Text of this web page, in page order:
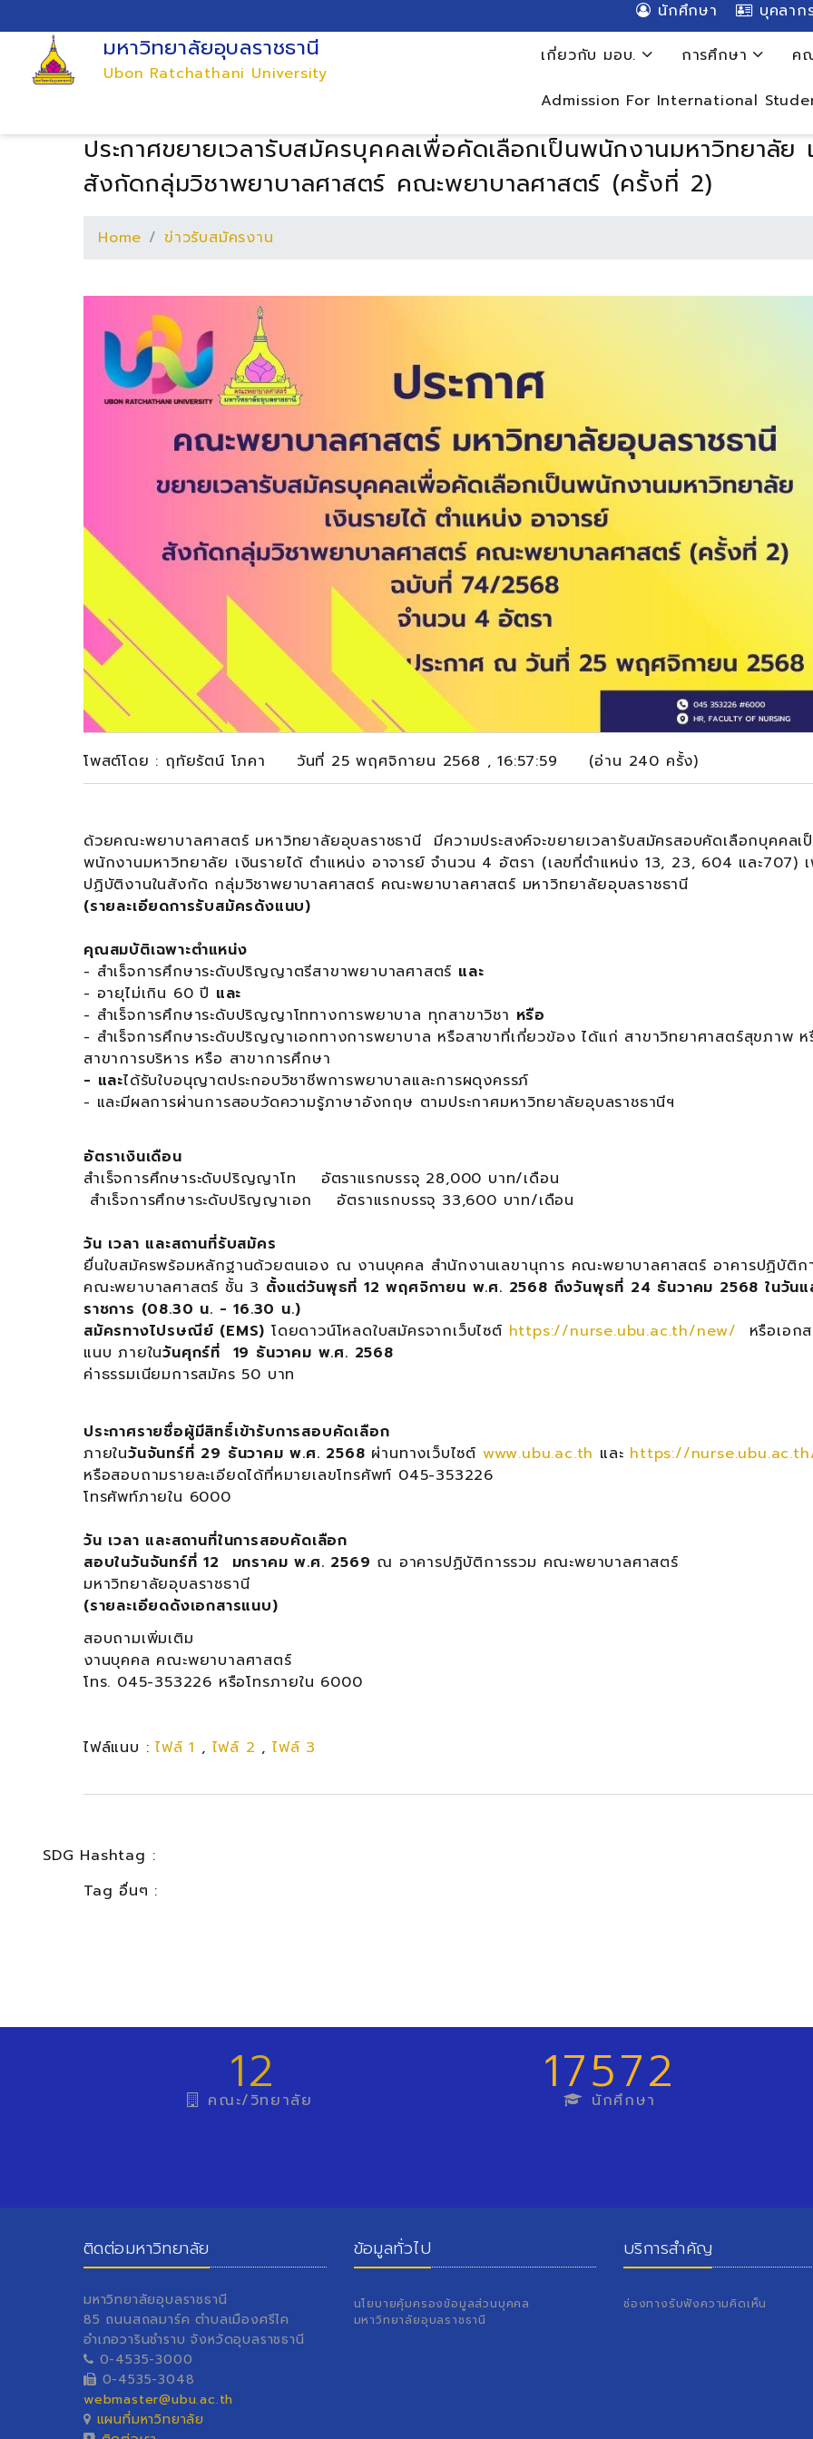
นักศึกษา บุคลาก
มหาวิทยาลัยอุบลราชธานี
Ubon Ratchathani University
เกี่ยวกับ มอบ. การศึกษา ค
Admission For International
ประกาศขยายเวลารับสมัครบุคคลเพื่อคัดเลือกเป็นพนักงานมหาวิทยาลัย
สังกัดกลุ่มวิชาพยาบาลศาสตร์ คณะพยาบาลศาสตร์ (ครั้งที่ 2)
Home ข่าวรับสมัครงาน
โพสต์โดย : ฤทัยรัตน์ โภคา วันที่ 25 พฤศจิกายน 2568 , 16:57:59 (อ่าน 240 ครั้ง)
ด้วยคณะพยาบาลศาสตร์ มหาวิทยาลัยอุบลราชธานี มีความประสงค์จะขยายเวลารับสมัครสอบคัดเลือกบุคคลเ
พนักงานมหาวิทยาลัย เงินรายได้ ตำแหน่ง อาจารย์ จำนวน 4 อัตรา (เลขที่ตำแหน่ง 13, 23, 604 และ707)
ปฏิบัติงานในสังกัด กลุ่มวิชาพยาบาลศาสตร์ คณะพยาบาลศาสตร์ มหาวิทยาลัยอุบลราชธานี
(รายละเอียดการรับสมัครดังแนบ)
คุณสมบัติเฉพาะตำแหน่ง
- สำเร็จการศึกษาระดับปริญญาตรีสาขาพยาบาลศาสตร์ และ
- อายุไม่เกิน 60 ปี และ
- สำเร็จการศึกษาระดับปริญญาโททางการพยาบาล ทุกสาขาวิชา หรือ
- สำเร็จการศึกษาระดับปริญญาเอกทางการพยาบาล หรือสาขาที่เกี่ยวข้อง ได้แก่ สาขาวิทยาศาสตร์สุขภาพ ห
สาขาการบริหาร หรือ สาขาการศึกษา
- และได้รับใบอนุญาตประกอบวิชาชีพการพยาบาลและการผดุงครรภ์
- และมีผลการผ่านการสอบวัดความรู้ภาษาอังกฤษ ตามประกาศมหาวิทยาลัยอุบลราชธานีฯ
อัตราเงินเดือน
สำเร็จการศึกษาระดับปริญญาโท อัตราแรกบรรจุ 28,000 บาท/เดือน
สำเร็จการศึกษาระดับปริญญาเอก อัตราแรกบรรจุ 33,600 บาท/เดือน
วัน เวลา และสถานที่รับสมัคร
ยื่นใบสมัครพร้อมหลักฐานด้วยตนเอง ณ งานบุคคล สำนักงานเลขานุการ คณะพยาบาลศาสตร์ อาคารปฏิบัติก
คณะพยาบาลศาสตร์ ชั้น 3 ตั้งแต่วันพุธที่ 12 พฤศจิกายน พ.ศ. 2568 ถึงวันพุธที่ 24 ธันวาคม 2568 ในวันแล
ราชการ (08.30 น. - 16.30 น.)
สมัครทางไปรษณีย์ (EMS) โดยดาวน์โหลดใบสมัครจากเว็บไซต์ https://nurse.ubu.ac.th/new/ หรือเอก
แนบ ภายในวันศุกร์ที่ 19 ธันวาคม พ.ศ. 2568
ค่าธรรมเนียมการสมัคร 50 บาท
ประกาศรายชื่อผู้มีสิทธิ์เข้ารับการสอบคัดเลือก
ภายในวันจันทร์ที่ 29 ธันวาคม พ.ศ. 2568 ผ่านทางเว็บไซต์ www.ubu.ac.th และ https://
หรือสอบถามรายละเอียดได้ที่หมายเลขโทรศัพท์ 045-353226
โทรศัพท์ภายใน 6000
วัน เวลา และสถานที่ในการสอบคัดเลือก
สอบในวันจันทร์ที่ 12 มกราคม พ.ศ. 2569 ณ อาคารปฏิบัติการรวม คณะพยาบาลศาสตร์
มหาวิทยาลัยอุบลราชธานี
(รายละเอียดดังเอกสารแนบ)
สอบถามเพิ่มเติม
งานบุคคล คณะพยาบาลศาสตร์
โทร. 045-353226 หรือโทรภายใน 6000
ไฟล์แนบ :ไฟล์ 1 , ไฟล์ 2 ,ไฟล์ 3
SDG Hashtag :
Tag อื่นๆ :
12
คณะ/วิทยาลัย 17572
นักศึกษา
ติดต่อมหาวิทยาลัย
มหาวิทยาลัยอุบลราชธานี
85 ถนนสถลมาร์ค ตำบลเมืองศรีไค
อำเภอวารินชำราบ จังหวัดอุบลราชธานี
0-4535-3000
0-4535-3048
webmaster@ubu.ac.th
แผนที่มหาวิทยาลัย
ข้อมูลทั่วไป
นโยบายคุ้มครองข้อมูลส่วนบุคคล
มหาวิทยาลัยอุบลราชธานี
บริการสำคัญ
ช่องทางรับฟังความคิดเห็น